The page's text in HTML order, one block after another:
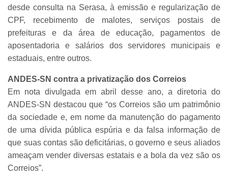
desde consulta na Serasa, à emissão e regularização de
CPF, recebimento de malotes, serviços postais de
prefeituras e da área de educação, pagamentos de
aposentadoria e salários dos servidores municipais e
estaduais, entre outros.
ANDES-SN contra a privatização dos Correios
Em nota divulgada em abril desse ano, a diretoria do
ANDES-SN destacou que “os Correios são um patrimônio
da sociedade e, em nome da manutenção do pagamento
de uma dívida pública espúria e da falsa informação de
que suas contas são deficitárias, o governo e seus aliados
ameaçam vender diversas estatais e a bola da vez são os
Correios”.